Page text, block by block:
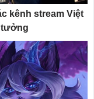
kênh stream Việt
tưởng